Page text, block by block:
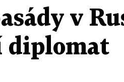
v
diplomat